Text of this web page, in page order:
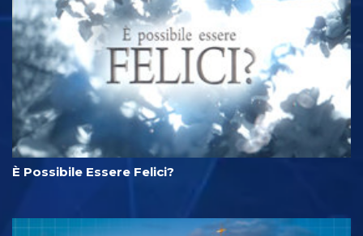
È Possibile Essere Felici?